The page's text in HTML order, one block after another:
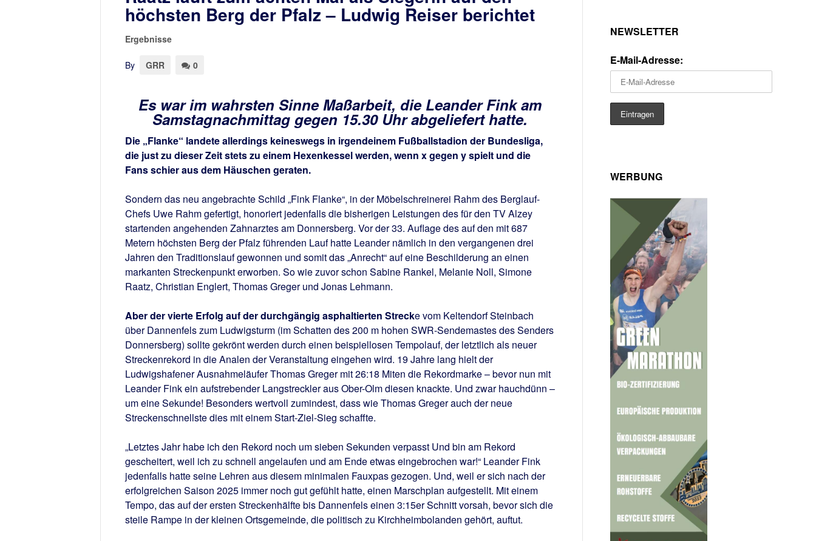
höchsten Berg der Pfalz – Ludwig Reiser berichtet
Ergebnisse
By GRR 0
Es war im wahrsten Sinne Maßarbeit, die Leander Fink am
Samstagnachmittag gegen 15.30 Uhr abgeliefert hatte.
Die „Flanke“ landete allerdings keineswegs in irgendeinem Fußballstadion der Bundesliga,
die just zu dieser Zeit stets zu einem Hexenkessel werden, wenn x gegen y spielt und die
Fans schier aus dem Häuschen geraten.
Sondern das neu angebrachte Schild „Fink Flanke“, in der Möbelschreinerei Rahm des Berglauf-
Chefs Uwe Rahm gefertigt, honoriert jedenfalls die bisherigen Leistungen des für den TV Alzey
startenden angehenden Zahnarztes am Donnersberg. Vor der 33. Auflage des auf den mit 687
Metern höchsten Berg der Pfalz führenden Lauf hatte Leander nämlich in den vergangenen drei
Jahren den Traditionslauf gewonnen und somit das „Anrecht“ auf eine Beschilderung an einen
markanten Streckenpunkt erworben. So wie zuvor schon Sabine Rankel, Melanie Noll, Simone
Raatz, Christian Englert, Thomas Greger und Jonas Lehmann.
Aber der vierte Erfolg auf der durchgängig asphaltierten Strecke vom Keltendorf Steinbach
über Dannenfels zum Ludwigsturm (im Schatten des 200 m hohen SWR-Sendemastes des Senders
Donnersberg) sollte gekrönt werden durch einen beispiellosen Tempolauf, der letztlich als neuer
Streckenrekord in die Analen der Veranstaltung eingehen wird. 19 Jahre lang hielt der
Ludwigshafener Ausnahmeläufer Thomas Greger mit 26:18 Miten die Rekordmarke – bevor nun mit
Leander Fink ein aufstrebender Langstreckler aus Ober-Olm diesen knackte. Und zwar hauchdünn –
um eine Sekunde! Besonders wertvoll zumindest, dass wie Thomas Greger auch der neue
Streckenschnellste dies mit einem Start-Ziel-Sieg schaffte.
„Letztes Jahr habe ich den Rekord noch um sieben Sekunden verpasst Und bin am Rekord
gescheitert, weil ich zu schnell angelaufen und am Ende etwas eingebrochen war!“ Leander Fink
jedenfalls hatte seine Lehren aus diesem minimalen Fauxpas gezogen. Und, weil er sich nach der
erfolgreichen Saison 2025 immer noch gut gefühlt hatte, einen Marschplan aufgestellt. Mit einem
Tempo, das auf der ersten Streckenhälfte bis Dannenfels einen 3:15er Schnitt vorsah, bevor sich die
steile Rampe in der kleinen Ortsgemeinde, die politisch zu Kirchheimbolanden gehört, auftut.
NEWSLETTER
E-Mail-Adresse:
WERBUNG